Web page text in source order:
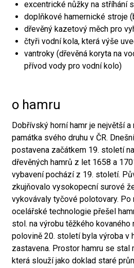
excentrické nůžky na stříhání
doplňkové hamernické stroje
dřevěný kazetový měch pro
čtyři vodní kola, která výše
vantroky (dřevěná koryta na
přívod vody pro vodní kolo)
o hamru
Dobřívský horní hamr je největší a
památka svého druhu v ČR.
postavena začátkem 19. století
dřevěných hamrů z let 1658 a
vybavení pochází z 19. století.
zkujňovalo vysokopecní surové
vykovávaly tyčové polotovary.
ocelářské technologie přešel
stol. na výrobu těžkého kovaného
polovině 20. století byla výroba v
zastavena. Prostor hamru se stal
která slouží jako doklad staré